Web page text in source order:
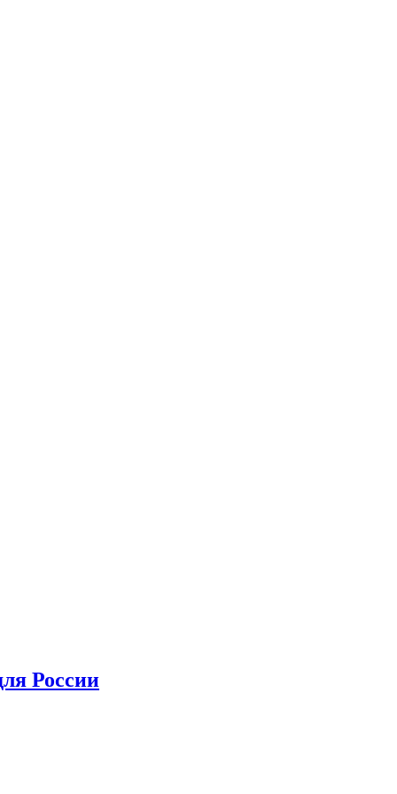
России